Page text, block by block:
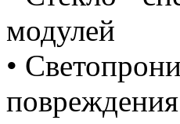
модулей
•